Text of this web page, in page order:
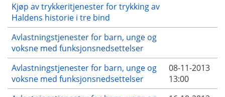
Kjøp av trykkeritjenester for trykking av
Haldens historie i tre bind
Avlastningstjenester for barn, unge og
voksne med funksjonsnedsettelser
Avlastningstjenester for barn, unge og
voksne med funksjonsnedsettelser
08-11-2013
13:00